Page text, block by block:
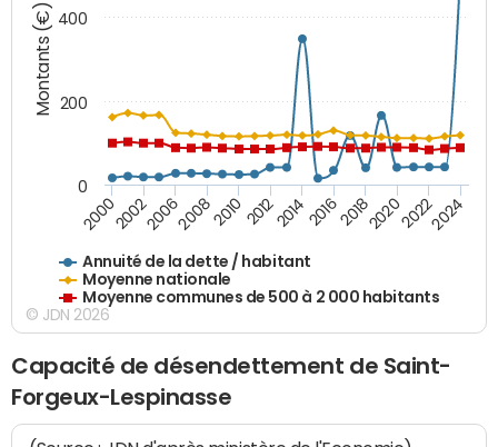
Montants (€)
Annuité de la dette / habitant
Moyenne nationale
Moyenne communes de 500 à 2 000 habitants
20002002200620082010 2012201420162018202020222024
0
200
400
© JDN 2026
Capacité de désendettement de Saint-
Forgeux-Lespinasse